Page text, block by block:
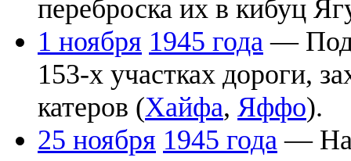
переброска их в кибуц
1 ноября 1945 года —
153-х участках дороги,
катеров (Хайфа, Яффо).
25 ноября 1945 года —